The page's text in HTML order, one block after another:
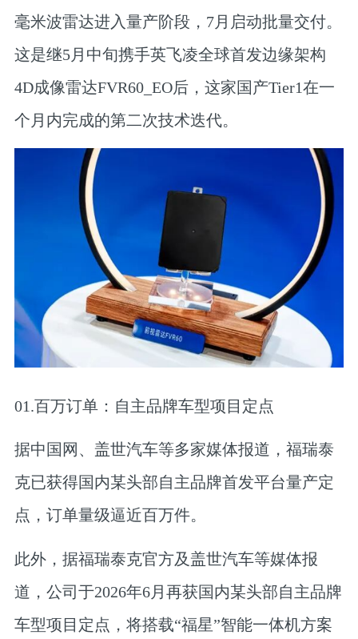
毫米波雷达进入量产阶段，7月启动批量交付。
这是继5月中旬携手英飞凌全球首发边缘架构
4D成像雷达FVR60_EO后，这家国产Tier1在一
个月内完成的第二次技术迭代。
01.百万订单：自主品牌车型项目定点
据中国网、盖世汽车等多家媒体报道，福瑞泰
克已获得国内某头部自主品牌首发平台量产定
点，订单量级逼近百万件。
此外，据福瑞泰克官方及盖世汽车等媒体报
道，公司于2026年6月再获国内某头部自主品牌
车型项目定点，将搭载“福星”智能一体机方案